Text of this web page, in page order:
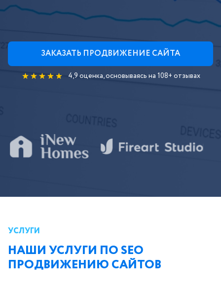
ЗАКАЗАТЬ ПРОДВИЖЕНИЕ САЙТА
4,9 оценка, основываясь на 108+ отзывах
УСЛУГИ
НАШИ УСЛУГИ ПО SEO
ПРОДВИЖЕНИЮ САЙТОВ